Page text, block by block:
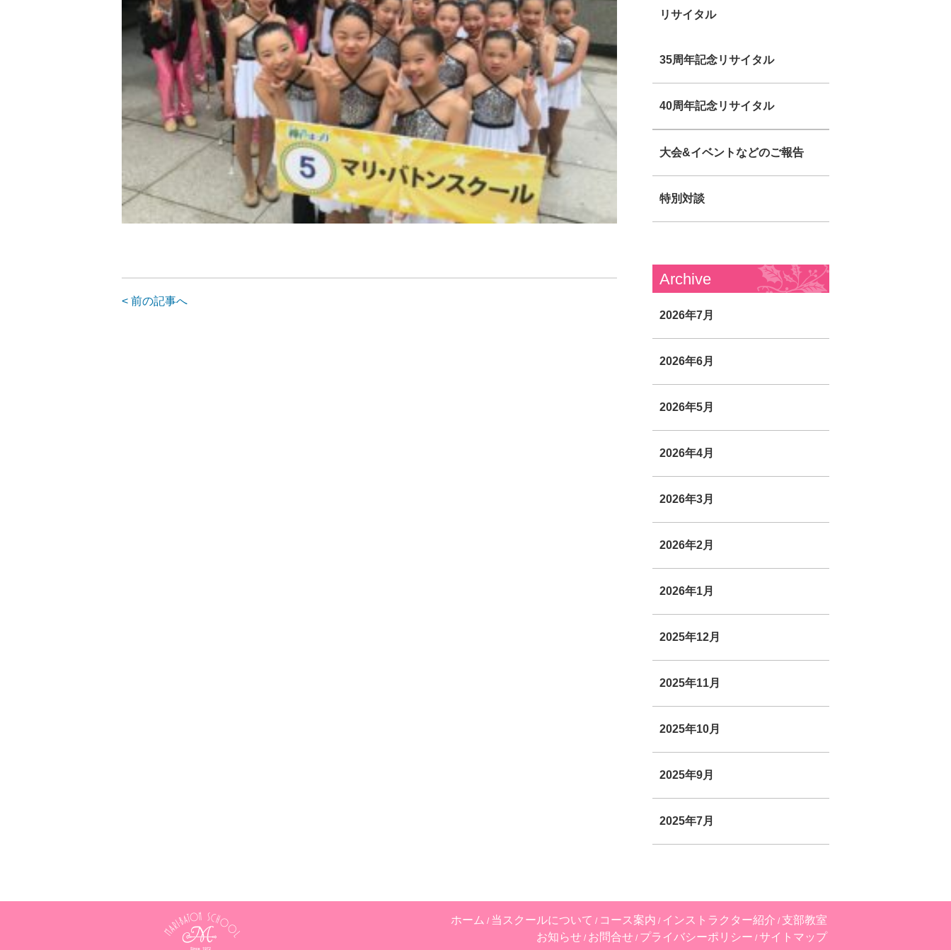
< 前の記事へ
リサイタル
35周年記念リサイタル
40周年記念リサイタル
大会&イベントなどのご報告
特別対談
Archive
2026年7月
2026年6月
2026年5月
2026年4月
2026年3月
2026年2月
2026年1月
2025年12月
2025年11月
2025年10月
2025年9月
2025年7月
ホーム 当スクールについて コース案内 インストラクター紹介 支部教室
お知らせ お問合せ プライバシーポリシー サイトマップ